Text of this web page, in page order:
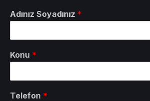
Adınız Soyadınız *
Konu *
Telefon *